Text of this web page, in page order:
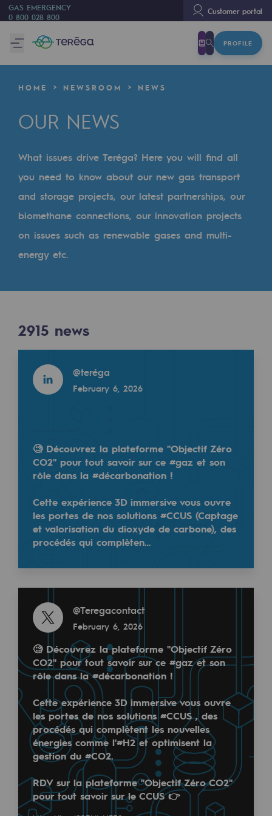
GAS EMERGENCY
0 800 028 800
Customer portal
PROFILE
We are
Teréga
Accelerator of energy transition
A local and European network
An adaptive and open organisation
An adaptive and open
Our culture and values
A certified organisation
Our organisation
Our organisation
Indicators
Institutional publications
Where to find us
Tomorrow's energies
Tomorrow's energies
Renewable gases and sustainable gases
Renewable gases and
Pyro-gasification and hydrothermal
Methanation
CO2 capture
Sustainable uses
CH4, H2 and CO2 consultation
Educational space
Educational space
HOME NEWSROOM NEWS
OUR NEWS
What issues drive Teréga? Here you will find all
you need to know about our new gas transport
and storage projects, our latest partnerships, our
biomethane connections, our innovation projects
on issues such as renewable gases and multi-
energy etc.
2915 NEWS
Read more
@Teréga
Read more
@teréga
October 7, 2025
Tout savoir sur les alternatives au gaz naturel au
Responsable du département Offre & Régulation
2915 news
@teréga
February 6, 2026
🧐 Découvrez la plateforme "Objectif Zéro
CO2" pour tout savoir sur ce #gaz et son
rôle dans la #décarbonation !
Cette expérience 3D immersive vous ouvre
les portes de nos solutions #CCUS (Captage
et valorisation du dioxyde de carbone), des
procédés qui complèten…
@Teregacontact
February 6, 2026
🧐 Découvrez la plateforme "Objectif Zéro
CO2" pour tout savoir sur ce #gaz et son
rôle dans la #décarbonation !
Cette expérience 3D immersive vous ouvre
les portes de nos solutions #CCUS , des
procédés qui complètent les nouvelles
énergies comme l'#H2 et optimisent la
gestion du #CO2.
RDV sur la plateforme "Objectif Zéro CO2"
pour tout savoir sur le CCUS 👉